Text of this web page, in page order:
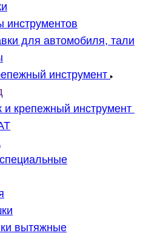
инструментов
для автомобиля, тали
инструмент
и крепежный инструмент
вытяжные